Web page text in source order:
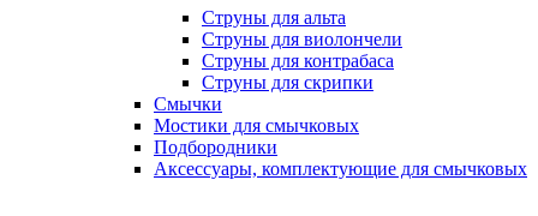
Струны для альта
Струны для виолончели
Струны для контрабаса
Струны для скрипки
Смычки
Мостики для смычковых
Подбородники
Аксеcсуары, комплектующие для смычковых